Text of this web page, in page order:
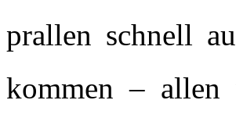
prallen schnell
kommen –